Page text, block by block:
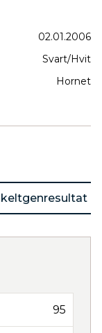
02.01.2006
Svart/Hvit
Hornet
95